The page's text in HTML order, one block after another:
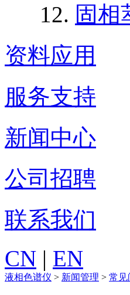
固相
资料应用
服务支持
新闻中心
公司招聘
联系我们
CN | EN
液相色谱仪 > 新闻管理 > 常见